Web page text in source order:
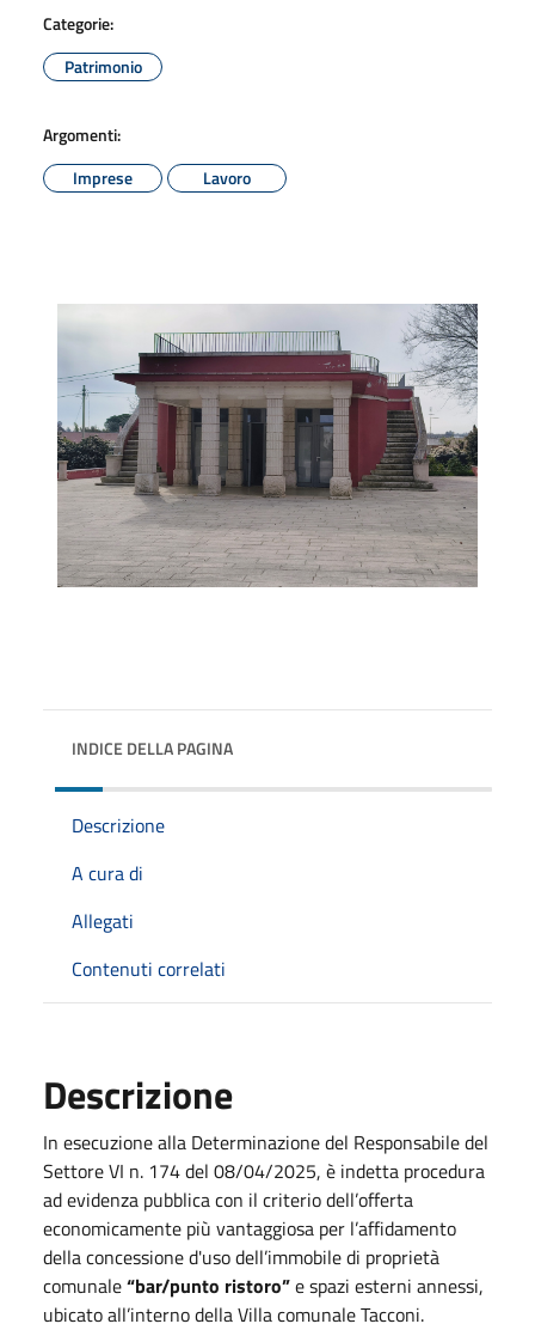
Categorie:
Patrimonio
Argomenti:
Imprese
Lavoro
INDICE DELLA PAGINA
Descrizione
A cura di
Allegati
Contenuti correlati
Descrizione
In esecuzione alla Determinazione del Responsabile del
Settore VI n. 174 del 08/04/2025, è indetta procedura
ad evidenza pubblica con il criterio dell’offerta
economicamente più vantaggiosa per l’affidamento
della concessione d'uso dell’immobile di proprietà
comunale“bar/punto ristoro”e spazi esterni annessi,
ubicato all’interno della Villa comunale Tacconi.